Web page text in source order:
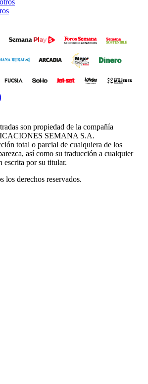
window
son propiedad de la compañía
SEMANA S.A.
total o parcial de cualquiera de los
así como su traducción a cualquier
escrita por su titular.
los derechos reservados.